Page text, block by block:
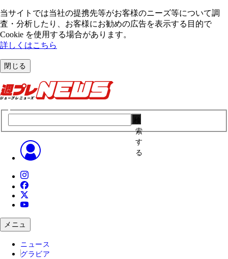
当サイトでは当社の提携先等がお客様のニーズ等について調
査・分析したり、お客様にお勧めの広告を表⽰する⽬的で
Cookie を使⽤する場合があります。
詳しくはこちら
閉じる
索
す
る
メニュ
ニュース
グラビア